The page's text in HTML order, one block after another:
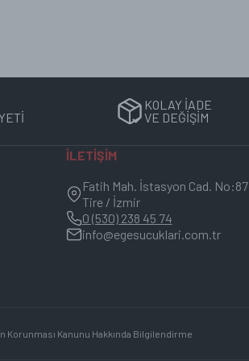
ve tazeliği korunur.
muhafaza edilmelidir.
bilgi ürün etiketinde yer almaktadır.
KOLAY İADE
VE DEĞİŞİM
İLETİŞİM
Fatih Mah. İstasyon Cad. No:87
Tire / İzmir
0 (530) 238 45 74
info@egesucuklari.com.tr
Korunması Kanunu Hakkında Bilgilendirme